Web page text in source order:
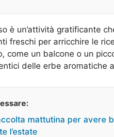
è un’attività gratificante
freschi per arricchire le
come un balcone o un
delle erbe aromatiche
mattutina per avere
l’estate